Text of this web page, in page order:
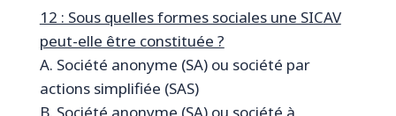
12 : Sous quelles formes sociales une SICAV
peut-elle être constituée ?
A. Société anonyme (SA) ou société par
actions simplifiée (SAS)
B. Société anonyme (SA) ou société à